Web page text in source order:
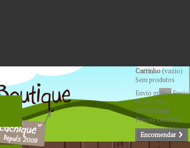
Carrinho(vazio)
Sem produtos
Envio grátis!Envio
0,00 € IVA
0,00 €Total
Preços com IVA
Encomendar